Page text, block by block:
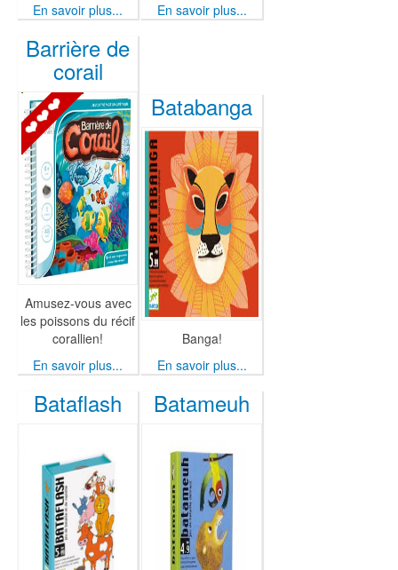
En savoir plus...
En savoir plus...
Barrière de
corail
Amusez-vous avec
les poissons du récif
corallien!
En savoir plus...
Batabanga
Banga!
En savoir plus...
Bataflash Batameuh